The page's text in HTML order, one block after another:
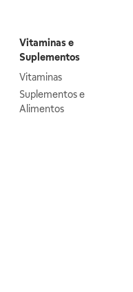
Vitaminas e
Suplementos
Vitaminas
Suplementos e
Alimentos